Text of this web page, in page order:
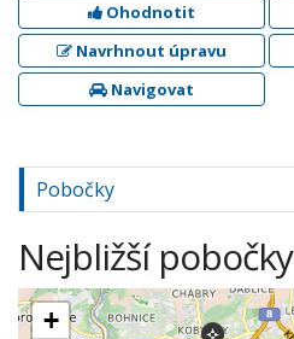
Ohodnotit
Navrhnout úpravu
Navigovat
Pobočky
Nejbližší pobočky
+